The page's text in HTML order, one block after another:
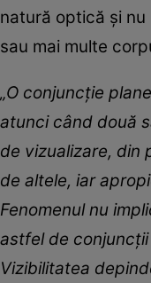
natură optică și
sau mai multe
„O conjuncție
atunci când două
de vizualizare, din
de altele, iar
Fenomenul nu
astfel de
Vizibilitatea